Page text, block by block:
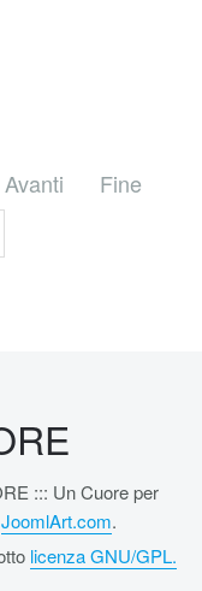
Avanti Fine
::: Un Cuore per
JoomlArt.com.
licenza GNU/GPL.